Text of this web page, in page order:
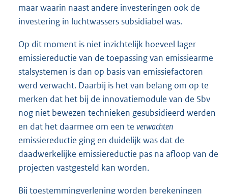
maar waarin naast andere investeringen ook de
investering in luchtwassers subsidiabel was.
Op dit moment is niet inzichtelijk hoeveel lager
emissiereductie van de toepassing van emissiearme
stalsystemen is dan op basis van emissiefactoren
werd verwacht. Daarbij is het van belang om op te
merken dat het bij de innovatiemodule van de Sbv
nog niet bewezen technieken gesubsidieerd werden
en dat het daarmee om een te verwachten
emissiereductie ging en duidelijk was dat de
daadwerkelijke emissiereductie pas na afloop van de
projecten vastgesteld kan worden.
Bij toestemmingverlening worden berekeningen